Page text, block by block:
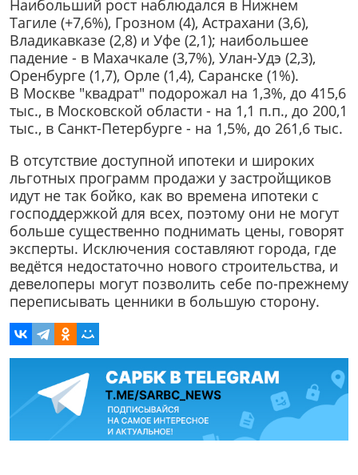
Наибольший рост наблюдался в Нижнем
Тагиле (+7,6%), Грозном (4), Астрахани (3,6),
Владикавказе (2,8) и Уфе (2,1); наибольшее
падение - в Махачкале (3,7%), Улан-Удэ (2,3),
Оренбурге (1,7), Орле (1,4), Саранске (1%).
В Москве "квадрат" подорожал на 1,3%, до 415,6
тыс., в Московской области - на 1,1 п.п., до 200,1
тыс., в Санкт-Петербурге - на 1,5%, до 261,6 тыс.
В отсутствие доступной ипотеки и широких
льготных программ продажи у застройщиков
идут не так бойко, как во времена ипотеки с
господдержкой для всех, поэтому они не могут
больше существенно поднимать цены, говорят
эксперты. Исключения составляют города, где
ведётся недостаточно нового строительства, и
девелоперы могут позволить себе по-прежнему
переписывать ценники в большую сторону.